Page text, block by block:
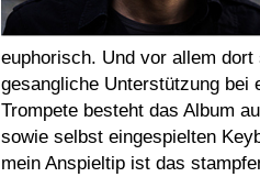
euphorisch. Und vor allem
gesangliche Unterstützung bei
Trompete besteht das Album
sowie selbst eingespielten
mein Anspieltip ist das